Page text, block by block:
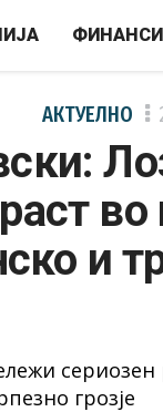
АКТУЕЛНО
и